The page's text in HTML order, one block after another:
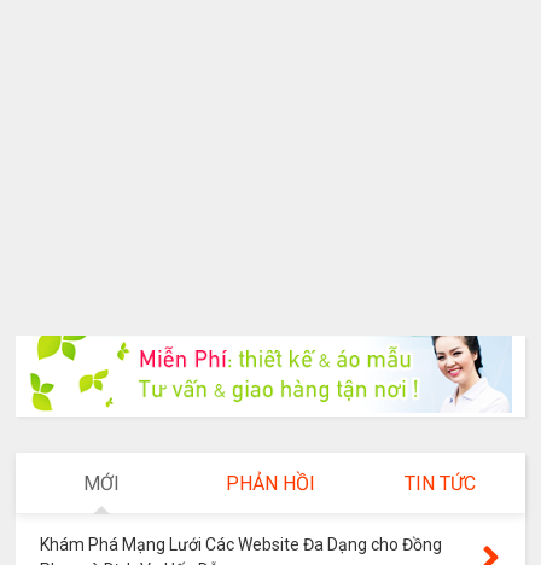
MỚI PHẢN HỒI TIN TỨC
Khám Phá Mạng Lưới Các Website Đa Dạng cho Đồng